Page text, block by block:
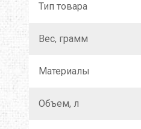
Тип товара
Вес, грамм
Материалы
Объем, л